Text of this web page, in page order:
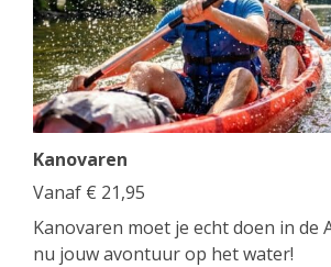
Kanovaren
Vanaf € 21,95
Kanovaren moet je echt doen in de
nu jouw avontuur op het water!